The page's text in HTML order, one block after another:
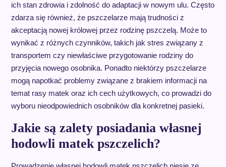
ich stan zdrowia i zdolność do adaptacji w nowym ulu. Często
zdarza się również, że pszczelarze mają trudności z
akceptacją nowej królowej przez rodzinę pszczelą. Może to
wynikać z różnych czynników, takich jak stres związany z
transportem czy niewłaściwe przygotowanie rodziny do
przyjęcia nowego osobnika. Ponadto niektórzy pszczelarze
mogą napotkać problemy związane z brakiem informacji na
temat rasy matek oraz ich cech użytkowych, co prowadzi do
wyboru nieodpowiednich osobników dla konkretnej pasieki.
Jakie są zalety posiadania własnej
hodowli matek pszczelich?